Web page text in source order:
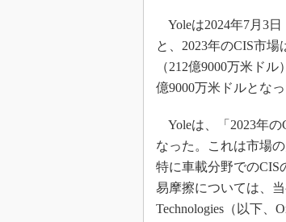
Yoleは2024年7月3
と、2023年のCIS市
（212億9000万米ド
億9000万米ドルとなっ
Yoleは、「2023年
なった。これは市場
特に車載分野でのCIS
易摩擦については、
Technologies（以下、